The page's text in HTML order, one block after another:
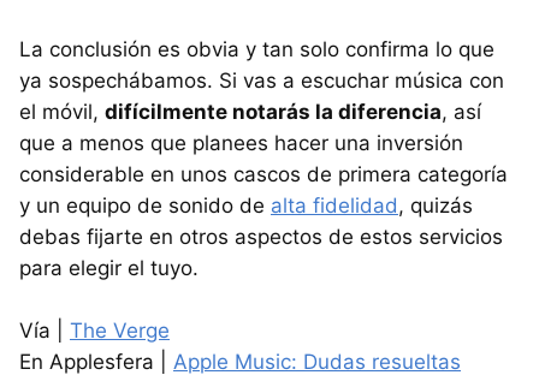
La conclusión es obvia y tan solo confirma lo que
ya sospechábamos. Si vas a escuchar música con
el móvil, difícilmente notarás la diferencia, así
que a menos que planees hacer una inversión
considerable en unos cascos de primera categoría
y un equipo de sonido de alta fidelidad, quizás
debas fijarte en otros aspectos de estos servicios
para elegir el tuyo.
Vía | The Verge
En Applesfera | Apple Music: Dudas resueltas